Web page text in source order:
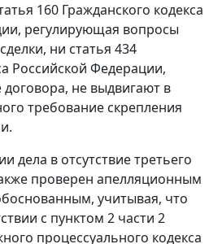
160 Гражданского кодекса
регулирующая вопросы
ни статья 434
Российской Федерации,
не выдвигают в
требование скрепления
дела в отсутствие третьего
проверен апелляционным
учитывая, что
с пунктом 2 части 2
процессуального кодекса